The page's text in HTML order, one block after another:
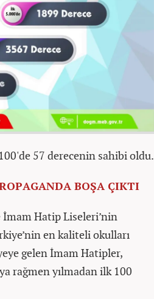
57 derecenin sahibi oldu.
BOŞA ÇIKTI
İmam Hatip Liseleri’nin
en kaliteli okulları
gelen İmam Hatipler,
rağmen yılmadan ilk 100